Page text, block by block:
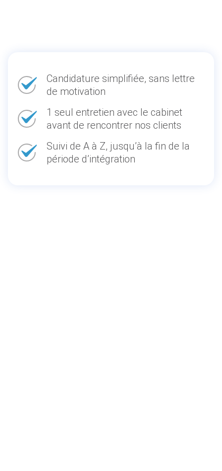
Candidature simplifiée, sans lettre
de motivation
1 seul entretien avec le cabinet
avant de rencontrer nos clients
Suivi de A à Z, jusqu’à la fin de la
période d’intégration